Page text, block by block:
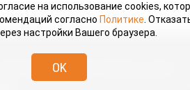
сотрудниками редакции,
или частичное использование материалов,
согласия редакции с указанием ссылки
на использование cookies,
согласно Политике .
настройки Вашего браузера.
OK